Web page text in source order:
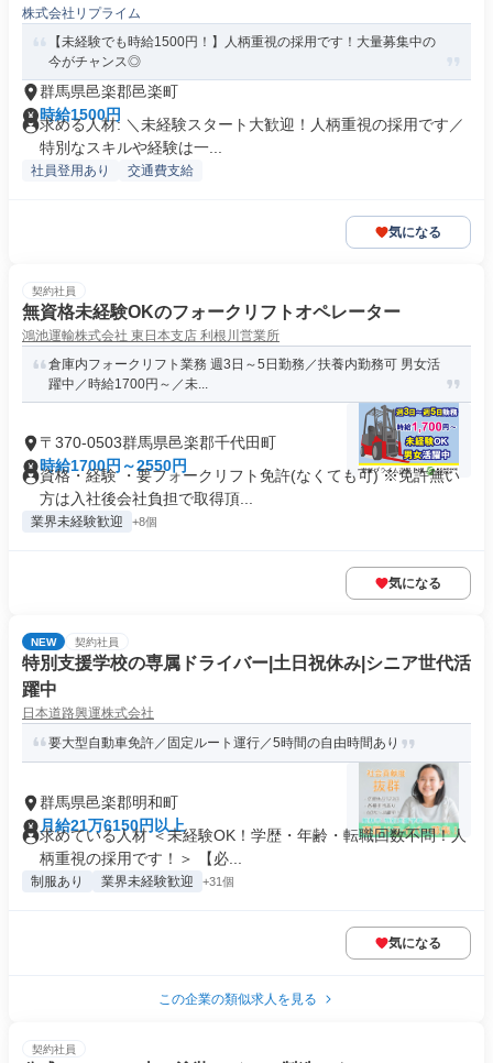
株式会社リプライム
【未経験でも時給1500円！】人柄重視の採用です！大量募集中の
今がチャンス◎
群馬県邑楽郡邑楽町
時給1500円
求める人材: ＼未経験スタート大歓迎！人柄重視の採用です／
特別なスキルや経験は一...
社員登用あり 交通費支給
気になる
契約社員
無資格未経験OKのフォークリフトオペレーター
鴻池運輸株式会社 東日本支店 利根川営業所
倉庫内フォークリフト業務 週3日～5日勤務／扶養内勤務可 男女活
躍中／時給1700円～／未...
〒370-0503群馬県邑楽郡千代田町
時給1700円～2550円
資格・経験 ・要フォークリフト免許(なくても可) ※免許無い
方は入社後会社負担で取得頂...
業界未経験歓迎 +8個
気になる
NEW 契約社員
特別支援学校の専属ドライバー|土日祝休み|シニア世代活
躍中
日本道路興運株式会社
要大型自動車免許／固定ルート運行／5時間の自由時間あり
群馬県邑楽郡明和町
月給21万6150円以上
求めている人材 ＜未経験OK！学歴・年齢・転職回数不問！人
柄重視の採用です！＞ 【必...
制服あり 業界未経験歓迎 +31個
気になる
この企業の類似求人を見る
契約社員